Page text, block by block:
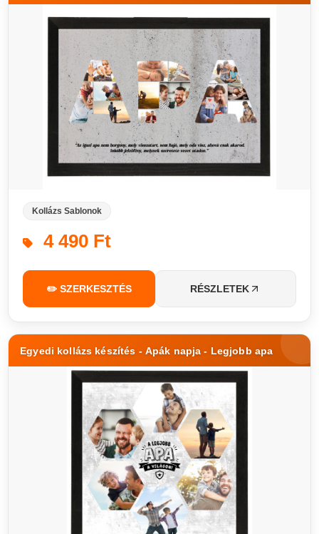
Kollázs Sablonok
4 490 Ft
✏️ SZERKESZTÉS RÉSZLETEK
Egyedi kollázs készítés - Apák napja - Legjobb apa